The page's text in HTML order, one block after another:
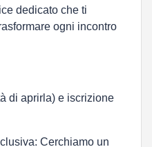
dedicato che ti
ogni incontro
di aprirla) e iscrizione
Cerchiamo un